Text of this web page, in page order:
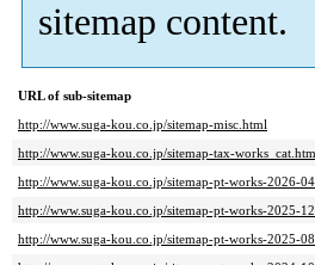
sitemap content.
URL of sub-sitemap
http://www.suga-kou.co.jp/sitemap-misc.html
http://www.suga-kou.co.jp/sitemap-tax-
http://www.suga-kou.co.jp/sitemap-pt-works-2026-
http://www.suga-kou.co.jp/sitemap-pt-works-2025-
http://www.suga-kou.co.jp/sitemap-pt-works-2025-